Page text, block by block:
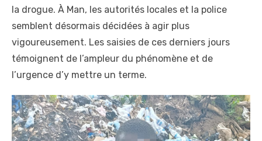
la drogue. À Man, les autorités locales et la police
semblent désormais décidées à agir plus
vigoureusement. Les saisies de ces derniers jours
témoignent de l’ampleur du phénomène et de
l’urgence d’y mettre un terme.